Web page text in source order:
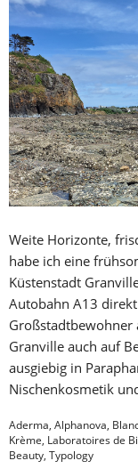
Weite Horizonte,
habe ich eine
Küstenstadt
Autobahn A13
Großstadtbewohner
Granville auch auf
ausgiebig in
Nischenkosmetik
Aderma, Alphanova,
Krème, Laboratoires de
Beauty, Typology